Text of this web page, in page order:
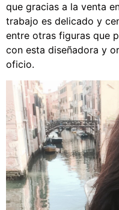
que gracias a la venta
trabajo es delicado y
entre otras figuras que
con esta diseñadora y
oficio.